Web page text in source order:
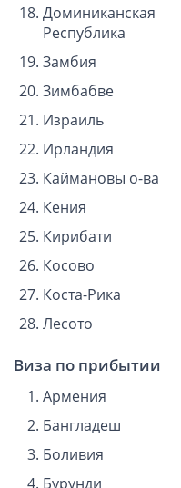
Доминиканская
Республика
Замбия
Зимбабве
Израиль
Ирландия
Каймановы о-ва
Кения
Кирибати
Косово
Коста-Рика
Лесото
Виза по прибытии
Армения
Бангладеш
Боливия
Бурунди